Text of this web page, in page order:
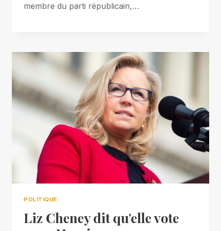
membre du parti républicain,…
POLITIQUE
Liz Cheney dit qu'elle vote